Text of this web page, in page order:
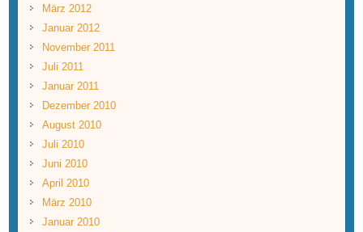
März 2012
Januar 2012
November 2011
Juli 2011
Januar 2011
Dezember 2010
August 2010
Juli 2010
Juni 2010
April 2010
März 2010
Januar 2010